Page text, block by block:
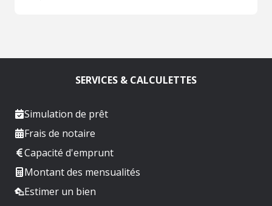
SERVICES & CALCULETTES
Simulation de prêt
Frais de notaire
Capacité d'emprunt
Montant des mensualités
Estimer un bien